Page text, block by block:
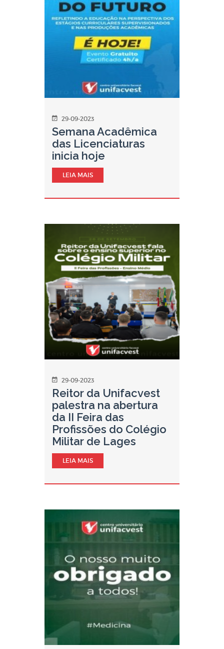
29-09-2023
Semana Acadêmica
das Licenciaturas
inicia hoje
LEIA MAIS
29-09-2023
Reitor da Unifacvest
palestra na abertura
da II Feira das
Profissões do Colégio
Militar de Lages
LEIA MAIS